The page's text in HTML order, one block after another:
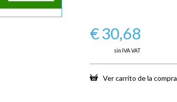
€30,68
sin IVA VAT
Ver carrito de la compra